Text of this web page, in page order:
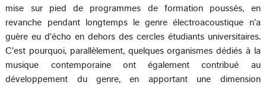
mise sur pied de programmes de formation poussés, en
revanche pendant longtemps le genre électroacoustique n'a
guère eu d'écho en dehors des cercles étudiants universitaires.
C'est pourquoi, parallèlement, quelques organismes dédiés à la
musique contemporaine ont également contribué au
développement du genre, en apportant une dimension